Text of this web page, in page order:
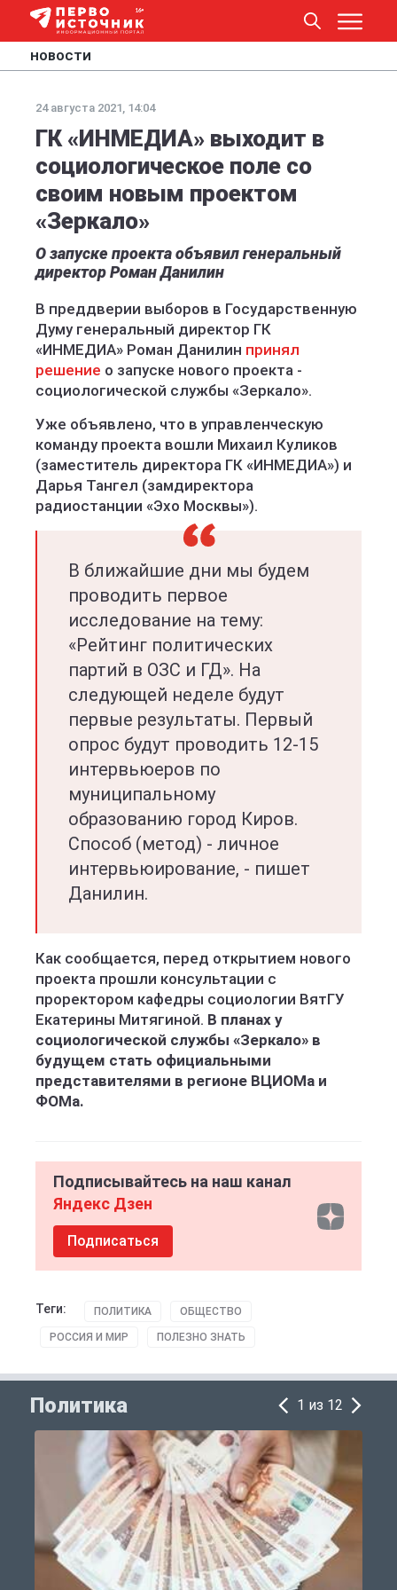
НОВОСТИ
24 августа 2021, 14:04
ГК «ИНМЕДИА» выходит в
социологическое поле со
своим новым проектом
«Зеркало»
О запуске проекта объявил генеральный
директор Роман Данилин
В преддверии выборов в Государственную
Думу генеральный директор ГК
«ИНМЕДИА» Роман Данилин принял
решение о запуске нового проекта -
социологической службы «Зеркало».
Уже объявлено, что в управленческую
команду проекта вошли Михаил Куликов
(заместитель директора ГК «ИНМЕДИА») и
Дарья Тангел (замдиректора
радиостанции «Эхо Москвы»).
В ближайшие дни мы будем
проводить первое
исследование на тему:
«Рейтинг политических
партий в ОЗС и ГД». На
следующей неделе будут
первые результаты. Первый
опрос будут проводить 12-15
интервьюеров по
муниципальному
образованию город Киров.
Способ (метод) - личное
интервьюирование, - пишет
Данилин.
Как сообщается, перед открытием нового
проекта прошли консультации с
проректором кафедры социологии ВятГУ
Екатерины Митягиной. В планах у
социологической службы «Зеркало» в
будущем стать официальными
представителями в регионе ВЦИОМа и
ФОМа.
Подписывайтесь на наш канал
Яндекс Дзен
Подписаться
Теги: ПОЛИТИКА ОБЩЕСТВО
РОССИЯ И МИР ПОЛЕЗНО ЗНАТЬ
Политика 1 из 12